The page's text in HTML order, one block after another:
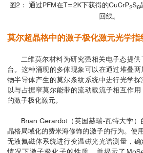
图2： 通过PFM在T=2K下获得的CuCrP2S6
回线。
莫尔超晶格中的激子极化激元光学指
二维莫尔材料为研究强相关电子态提
台。这种涌现的多体现象可以在通过堆叠
物半导体产生的莫尔条纹系统中进行光学
以与占据窄莫尔能带的流动载流子相互作
的激子极化激元。
Brian Gerardot（英国赫瑞-瓦特大学）
晶格局域化的费米海修饰的激子的行为。使
无液氦磁体系统进行变温磁光光谱测量，